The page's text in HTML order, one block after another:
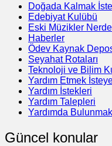
Doğada Kalmak
Edebiyat Kulübü
Eski Müzikler
Haberler
Ödev Kaynak
Seyahat Rotaları
Teknoloji ve Bilim
Yardım Etmek
Yardım İstekleri
Yardım Talepleri
Yardımda
Güncel konular